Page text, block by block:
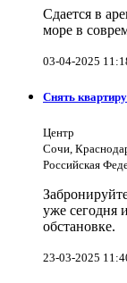
Сдается в
море в
03-04-2025
Снять
Центр
Сочи,
Российская
уже сегодня
обстановке.
23-03-2025